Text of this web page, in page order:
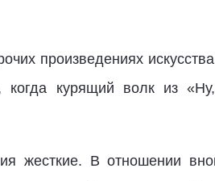
произведениях
когда курящий волк из
жесткие. В отношении